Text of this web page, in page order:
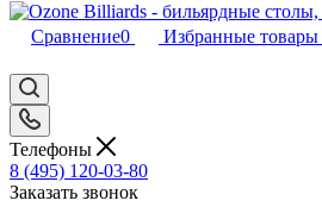
Сравнение0 Избранные товары
Телефоны
8 (495) 120-03-80
Заказать звонок